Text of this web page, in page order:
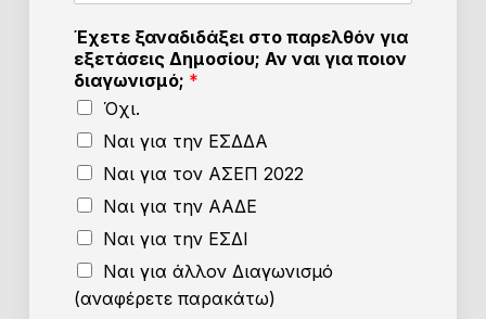
Έχετε ξαναδιδάξει στο παρελθόν για
εξετάσεις Δημοσίου; Αν ναι για ποιον
διαγωνισμό; *
Όχι.
Ναι για την ΕΣΔΔΑ
Ναι για τον ΑΣΕΠ 2022
Ναι για την ΑΑΔΕ
Ναι για την ΕΣΔΙ
Ναι για άλλον Διαγωνισμό
(αναφέρετε παρακάτω)